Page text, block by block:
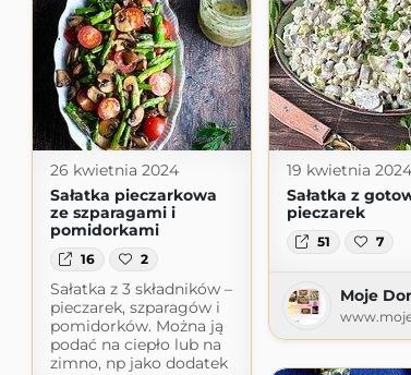
26 kwietnia 2024
Sałatka pieczarkowa
ze szparagami i
pomidorkami
16 2
Sałatka z 3 składników –
pieczarek, szparagów i
pomidorków. Można ją
podać na ciepło lub na
zimno, np jako dodatek
19 kwietnia 2024
Sałatka z
pieczarek
51 7
Moje